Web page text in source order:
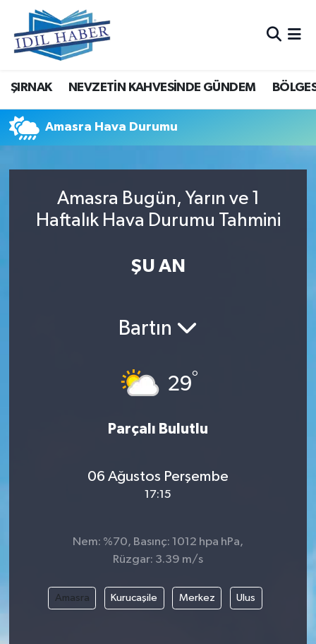
ŞIRNAK NEVZETİN KAHVESİNDE GÜNDEM
Amasra Hava Durumu
Amasra Bugün, Yarın ve 1
Haftalık Hava Durumu Tahmini
ŞU AN
Bartın
29°
Parçalı Bulutlu
06 Ağustos Perşembe
17:15
Nem: %70, Basınç: 1012 hpa hPa,
Rüzgar: 3.39 m/s
Amasra Kurucaşile Merkez Ulus
Nöbetçi Eczaneler
Hava Durumu
Trafik Durumu
Tüm Manşetler